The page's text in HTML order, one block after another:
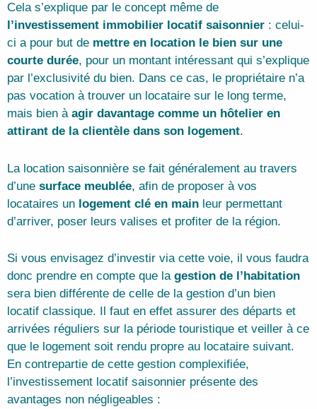
Cela s’explique par le concept même de
l’investissement immobilier locatif saisonnier : celui-
ci a pour but de mettre en location le bien sur une
courte durée, pour un montant intéressant qui s’explique
par l’exclusivité du bien. Dans ce cas, le propriétaire n’a
pas vocation à trouver un locataire sur le long terme,
mais bien à agir davantage comme un hôtelier en
attirant de la clientèle dans son logement.
​La location saisonnière se fait généralement au travers
d’une surface meublée, afin de proposer à vos
locataires un logement clé en main leur permettant
d’arriver, poser leurs valises et profiter de la région.
Si vous envisagez d’investir via cette voie, il vous faudra
donc prendre en compte que la gestion de l’habitation
sera bien différente de celle de la gestion d’un bien
locatif classique. Il faut en effet assurer des départs et
arrivées réguliers sur la période touristique et veiller à ce
que le logement soit rendu propre au locataire suivant.
En contrepartie de cette gestion complexifiée,
l’investissement locatif saisonnier présente des
avantages non négligeables :